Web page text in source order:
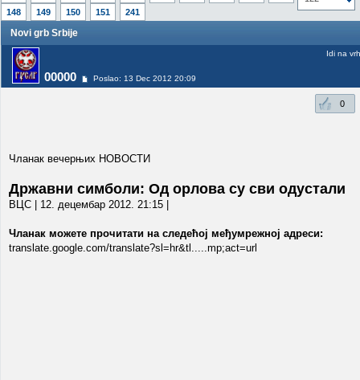
148
149 150 151 241
Novi grb Srbije
00000 Poslao: 13 Dec 2012 20:09
Idi na vrh
0
Чланак вечерњих НОВОСТИ
Државни симболи: Од орлова су сви одустали
ВЦС | 12. децембар 2012. 21:15 |
Чланак можете прочитати на следећој међумрежној адреси:
translate.google.com/translate?sl=hr&tl.....mp;act=url